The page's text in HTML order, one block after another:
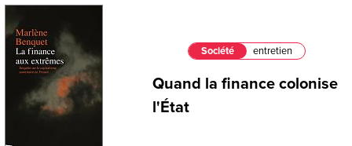
Société entretien
Quand la finance colonise
l'État